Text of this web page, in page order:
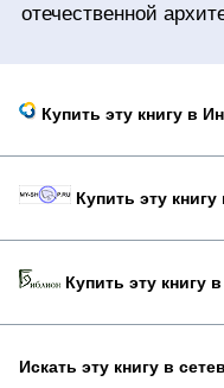
отечественной
Купить эту книгу в
Купить эту
Купить эту книгу
Искать эту книгу в